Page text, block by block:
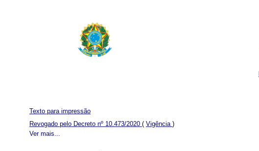
Ver mais...
Texto para impressão
Revogado pelo Decreto nº 10.473/2020 ( Vigência )